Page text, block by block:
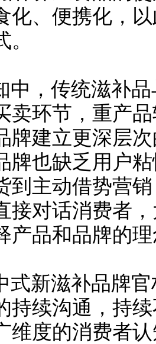
化、便携化，
中，传统滋补
卖环节，重产
牌建立更深层
牌也缺乏用户
到主动借势营
接对话消费者
产品和品牌的
式新滋补品牌
持续沟通，持
维度的消费者